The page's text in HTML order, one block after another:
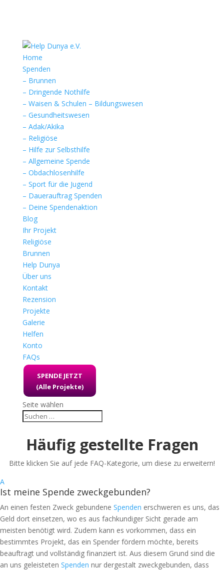
Home
Spenden
– Brunnen
– Dringende Nothilfe
– Waisen & Schulen – Bildungswesen
– Gesundheitswesen
– Adak/Akika
– Religiöse
– Hilfe zur Selbsthilfe
– Allgemeine Spende
– Obdachlosenhilfe
– Sport für die Jugend
– Dauerauftrag Spenden
– Deine Spendenaktion
Blog
Ihr Projekt
Religiöse
Brunnen
Help Dunya
Über uns
Kontakt
Rezension
Projekte
Galerie
Helfen
Konto
FAQs
SPENDE JETZT
(Alle Projekte)
Seite wählen
Häufig gestellte Fragen
Bitte klicken Sie auf jede FAQ-Kategorie, um diese zu erweitern!
A
Ist meine Spende zweckgebunden?
An einen festen Zweck gebundene Spenden erschweren es uns, das
Geld dort einsetzen, wo es aus fachkundiger Sicht gerade am
meisten benötigt wird. Zudem kann es vorkommen, dass ein
bestimmtes Projekt, das ein Spender fördern möchte, bereits
beauftragt und vollständig finanziert ist. Aus diesem Grund sind die
an uns geleisteten Spenden nur dergestalt zweckgebunden, dass